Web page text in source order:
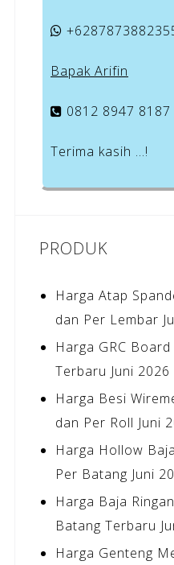
Bapak Arifin
0812 8947 8187
Terima kasih …!
PRODUK
Harga Atap
dan Per Lembar
Harga GRC
Terbaru Juni 2026
Harga Besi
dan Per Roll Juni
Harga Hollow
Per Batang Juni
Harga Baja
Batang Terbaru
Harga Genteng